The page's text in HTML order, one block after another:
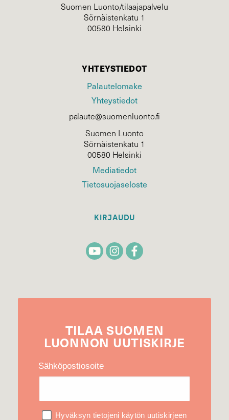
Suomen Luonto/tilaajapalvelu
Sörnäistenkatu 1
00580 Helsinki
YHTEYSTIEDOT
Palautelomake
Yhteystiedot
palaute@suomenluonto.fi
Suomen Luonto
Sörnäistenkatu 1
00580 Helsinki
Mediatiedot
Tietosuojaseloste
KIRJAUDU
TILAA SUOMEN
LUONNON UUTIS­KIRJE
Sähköpostiosoite
Hyväksyn tietojeni käytön uutiskirjeen